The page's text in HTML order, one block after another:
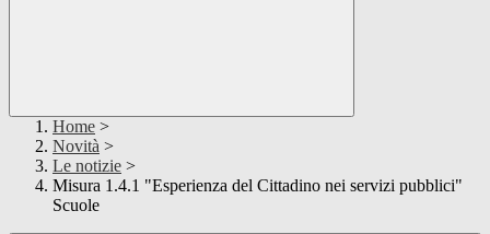
Home >
Novità >
Le notizie >
Misura 1.4.1 "Esperienza del Cittadino nei servizi pubblici"
Scuole